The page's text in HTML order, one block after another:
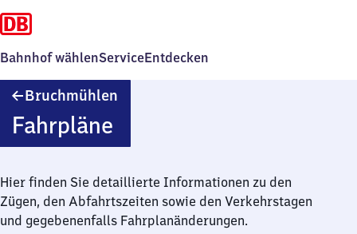
Bahnhof wählenServiceEntdecken
Bruchmühlen
Fahrpläne
Hier finden Sie detaillierte Informationen zu den
Zügen, den Abfahrtszeiten sowie den Verkehrstagen
und gegebenenfalls Fahrplanänderungen.